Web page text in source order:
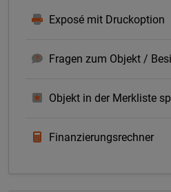
Exposé mit Druckoption
Fragen zum Objekt /
Objekt in der Merkliste
Finanzierungsrechner